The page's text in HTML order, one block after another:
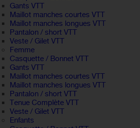
Gants VTT
Maillot manches courtes VTT
Maillot manches longues VTT
Pantalon / short VTT
Veste / Gilet VTT
Femme
Casquette / Bonnet VTT
Gants VTT
Maillot manches courtes VTT
Maillot manches longues VTT
Pantalon / short VTT
Tenue Complète VTT
Veste / Gilet VTT
Enfants